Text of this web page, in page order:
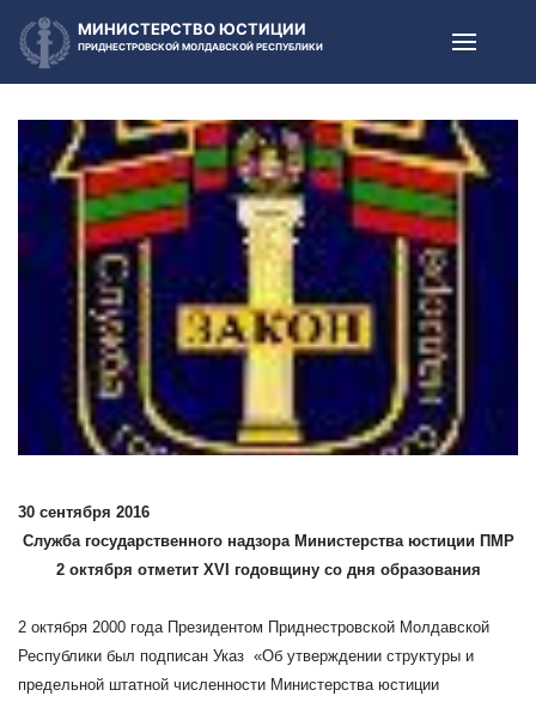
МИНИСТЕРСТВО ЮСТИЦИИ
ПРИДНЕСТРОВСКОЙ МОЛДАВСКОЙ РЕСПУБЛИКИ
30 сентября 2016
Служба государственного надзора Министерства юстиции ПМР
2 октября отметит XVI годовщину со дня образования
2 октября 2000 года Президентом Приднестровской Молдавской
Республики был подписан Указ «Об утверждении структуры и
предельной штатной численности Министерства юстиции